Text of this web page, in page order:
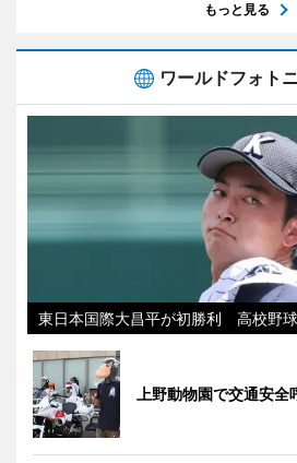
もっと見る
ワールドフォト
東日本国際大昌平が初勝利 高校野球
上野動物園で交通安全